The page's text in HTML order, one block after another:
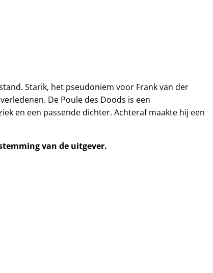
Starik, het pseudoniem voor Frank van der
De Poule des Doods is een
en een passende dichter. Achteraf maakte hij een
van de uitgever.